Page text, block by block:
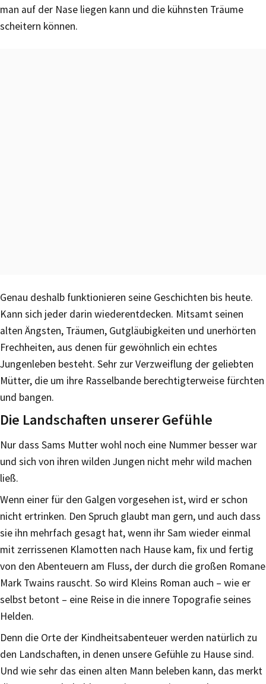
man auf der Nase liegen kann und die kühnsten Träume
scheitern können.
Genau deshalb funktionieren seine Geschichten bis heute.
Kann sich jeder darin wiederentdecken. Mitsamt seinen
alten Ängsten, Träumen, Gutgläubigkeiten und unerhörten
Frechheiten, aus denen für gewöhnlich ein echtes
Jungenleben besteht. Sehr zur Verzweiflung der geliebten
Mütter, die um ihre Rasselbande berechtigterweise fürchten
und bangen.
Die Landschaften unserer Gefühle
Nur dass Sams Mutter wohl noch eine Nummer besser war
und sich von ihren wilden Jungen nicht mehr wild machen
ließ.
Wenn einer für den Galgen vorgesehen ist, wird er schon
nicht ertrinken. Den Spruch glaubt man gern, und auch dass
sie ihn mehrfach gesagt hat, wenn ihr Sam wieder einmal
mit zerrissenen Klamotten nach Hause kam, fix und fertig
von den Abenteuern am Fluss, der durch die großen Romane
Mark Twains rauscht. So wird Kleins Roman auch – wie er
selbst betont – eine Reise in die innere Topografie seines
Helden.
Denn die Orte der Kindheitsabenteuer werden natürlich zu
den Landschaften, in denen unsere Gefühle zu Hause sind.
Und wie sehr das einen alten Mann beleben kann, das merkt